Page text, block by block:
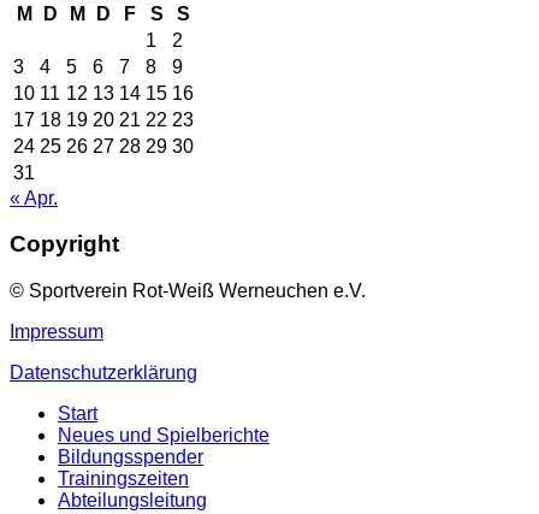
M
D M D F S
S
1
2
3
4 5 6 7 8
9
10 11 12 13 14 15 16
17 18 19 20 21 22 23
24 25 26 27 28 29 30
31
« Apr.
Copyright
© Sportverein Rot-Weiß Werneuchen e.V.
Impressum
Datenschutzerklärung
Start
Neues und Spielberichte
Bildungsspender
Trainingszeiten
Abteilungsleitung